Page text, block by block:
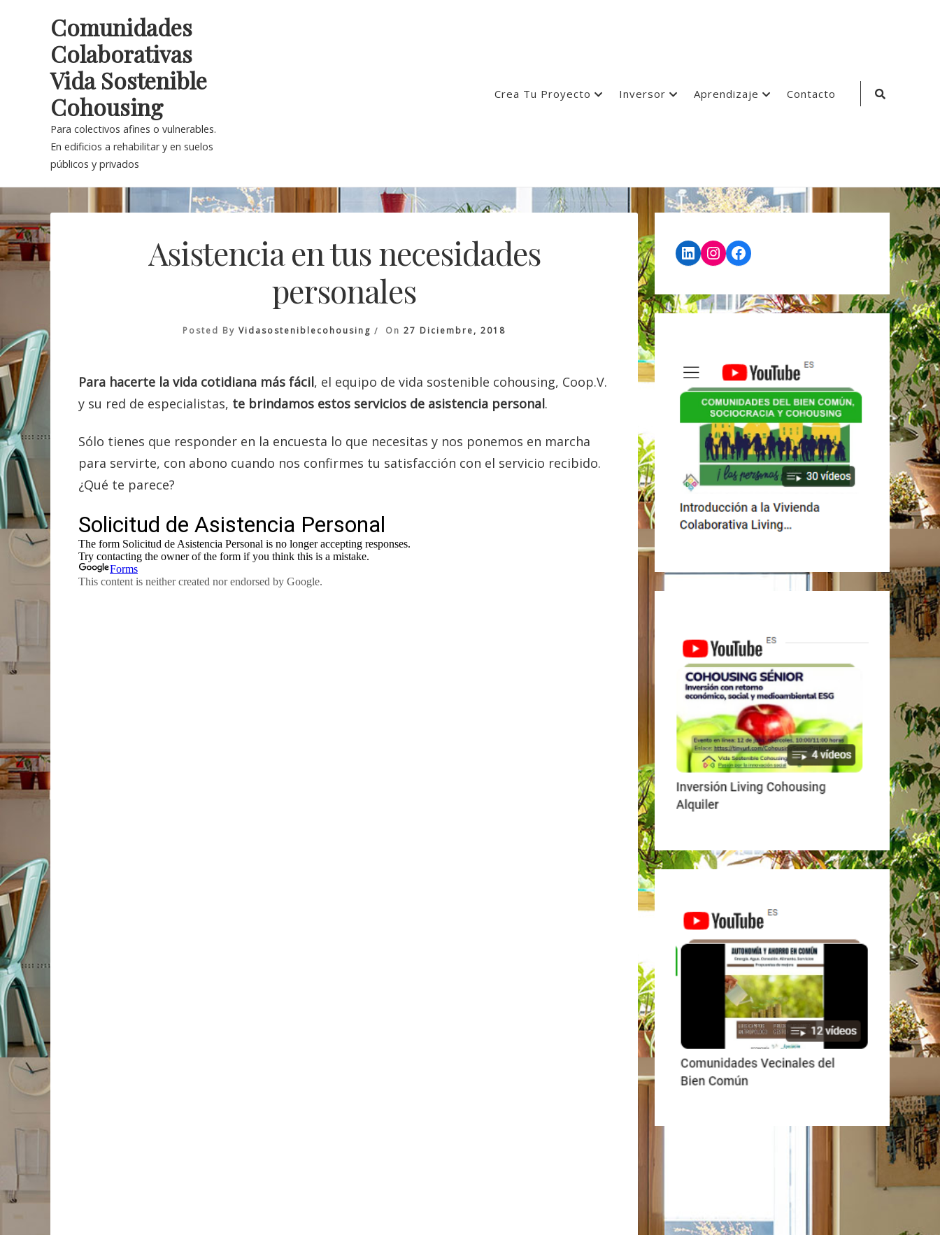
Comunidades
Colaborativas
Vida Sostenible
Cohousing
Para colectivos afines o vulnerables.
En edificios a rehabilitar y en suelos
públicos y privados
Crea Tu Proyecto Inversor Aprendizaje Contacto
Search
Asistencia en tus necesidades
personales
Posted By Vidasosteniblecohousing On 27 Diciembre, 2018
Para hacerte la vida cotidiana más fácil, el equipo de vida sostenible cohousing, Coop.V.
y su red de especialistas, te brindamos estos servicios de asistencia personal.
Sólo tienes que responder en la encuesta lo que necesitas y nos ponemos en marcha
para servirte, con abono cuando nos confirmes tu satisfacción con el servicio recibido.
¿Qué te parece?
LinkedIn
Instagram
Facebook